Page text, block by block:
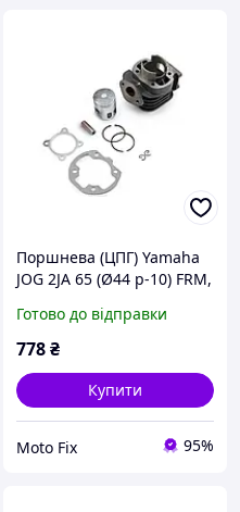
Поршнева (ЦПГ) Yamaha
JOG 2JA 65 (Ø44 p-10) FRM,
Готово до відправки
778₴
Купити
Moto Fix 95%